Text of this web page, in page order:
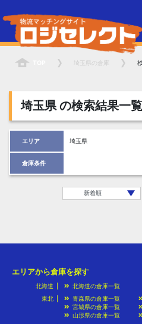
埼玉県 の倉庫
埼玉県の検索結果一覧
エリア 埼玉県
倉庫条件
エリアから倉庫を探す
北海道
北海道の倉庫一覧
東北
青森県の倉庫一覧
宮城県の倉庫一覧
山形県の倉庫一覧